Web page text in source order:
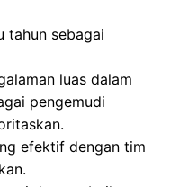
tahun sebagai
luas dalam
pengemudi
efektif dengan tim